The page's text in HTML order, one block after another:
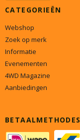
CATEGORIEËN
Webshop
Zoek op merk
Informatie
Evenementen
4WD Magazine
Aanbiedingen
BETAALMETHODES